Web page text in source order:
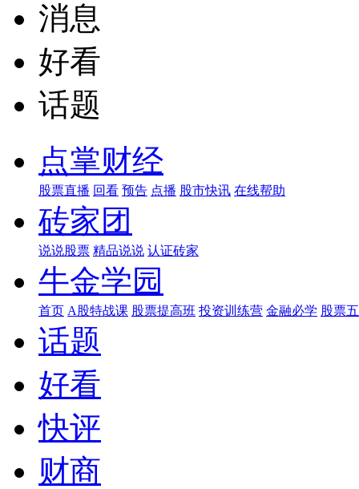
消息
好看
话题
点掌财经
股票直播 回看 预告 点播 股市快讯 在线帮助
砖家团
说说股票 精品说说 认证砖家
牛金学园
首页 A股特战课 股票提高班 投资训练营 金融必学 股票
话题
好看
快评
财商